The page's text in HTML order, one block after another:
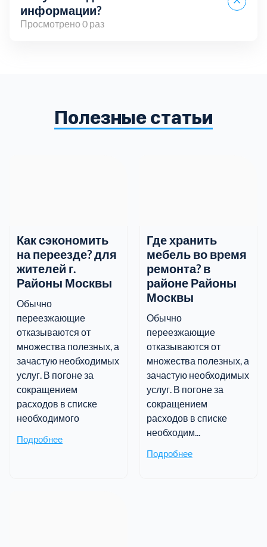
информации?
Просмотрено 0 раз
информацию.Полезные статьи
Как сэкономить
на переезде? для
жителей г.
Районы Москвы
Обычно
переезжающие
отказываются от
множества полезных, а
зачастую необходимых
услуг. В погоне за
сокращением
расходов в списке
необходимого
Подробнее
Где хранить
мебель во время
ремонта? в
районе Районы
Москвы
Обычно
переезжающие
отказываются от
множества полезных, а
зачастую необходимых
услуг. В погоне за
сокращением
расходов в списке
необходим...
Подробнее